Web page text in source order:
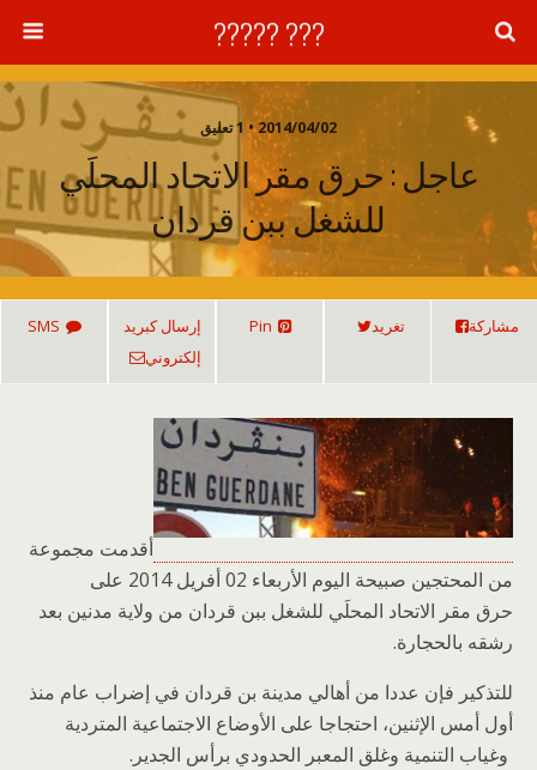
??? ?????
2014/04/02 • 1 تعليق
عاجل : حرق مقر الاتحاد المحلَي
للشغل ببن قردان
مشاركة تغريد Pin
إرسال كبريد
إلكتروني
SMS
أقدمت مجموعة
من المحتجين صبيحة اليوم الأربعاء 02 أفريل 2014 على
حرق مقر الاتحاد المحلَي للشغل ببن قردان من ولاية مدنين بعد
رشقه بالحجارة.
للتذكير فإن عددا من أهالي مدينة بن قردان في إضراب عام منذ
أول أمس الإثنين، احتجاجا على الأوضاع الاجتماعية المتردية
وغياب التنمية وغلق المعبر الحدودي برأس الجدير.